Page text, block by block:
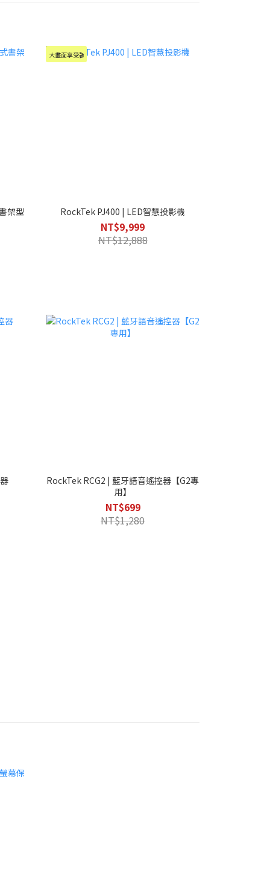
架型
大畫面享受🎬
RockTek PJ400 | LED智慧投影機
NT$9,999
NT$12,888
RockTek RCG2 | 藍牙語音遙控器【G2專
用】
NT$699
NT$1,280